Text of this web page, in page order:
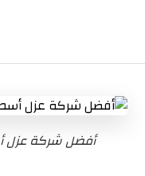
أفضل شركة عزل